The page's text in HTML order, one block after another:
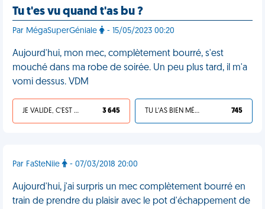
Tu t'es vu quand t'as bu ?
Par MégaSuperGéniale - 15/05/2023 00:20
Aujourd'hui, mon mec, complètement bourré, s'est
mouché dans ma robe de soirée. Un peu plus tard, il m'a
vomi dessus. VDM
JE VALIDE, C'EST UNE VDM 3 645 TU L'AS BIEN MÉRITÉ 745
Par FaSteNiie - 07/03/2018 20:00
Aujourd'hui, j'ai surpris un mec complètement bourré en
train de prendre du plaisir avec le pot d'échappement de